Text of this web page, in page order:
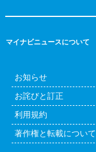
マイナビニュースについて
お知らせ
お詫びと訂正
利用規約
著作権と転載について